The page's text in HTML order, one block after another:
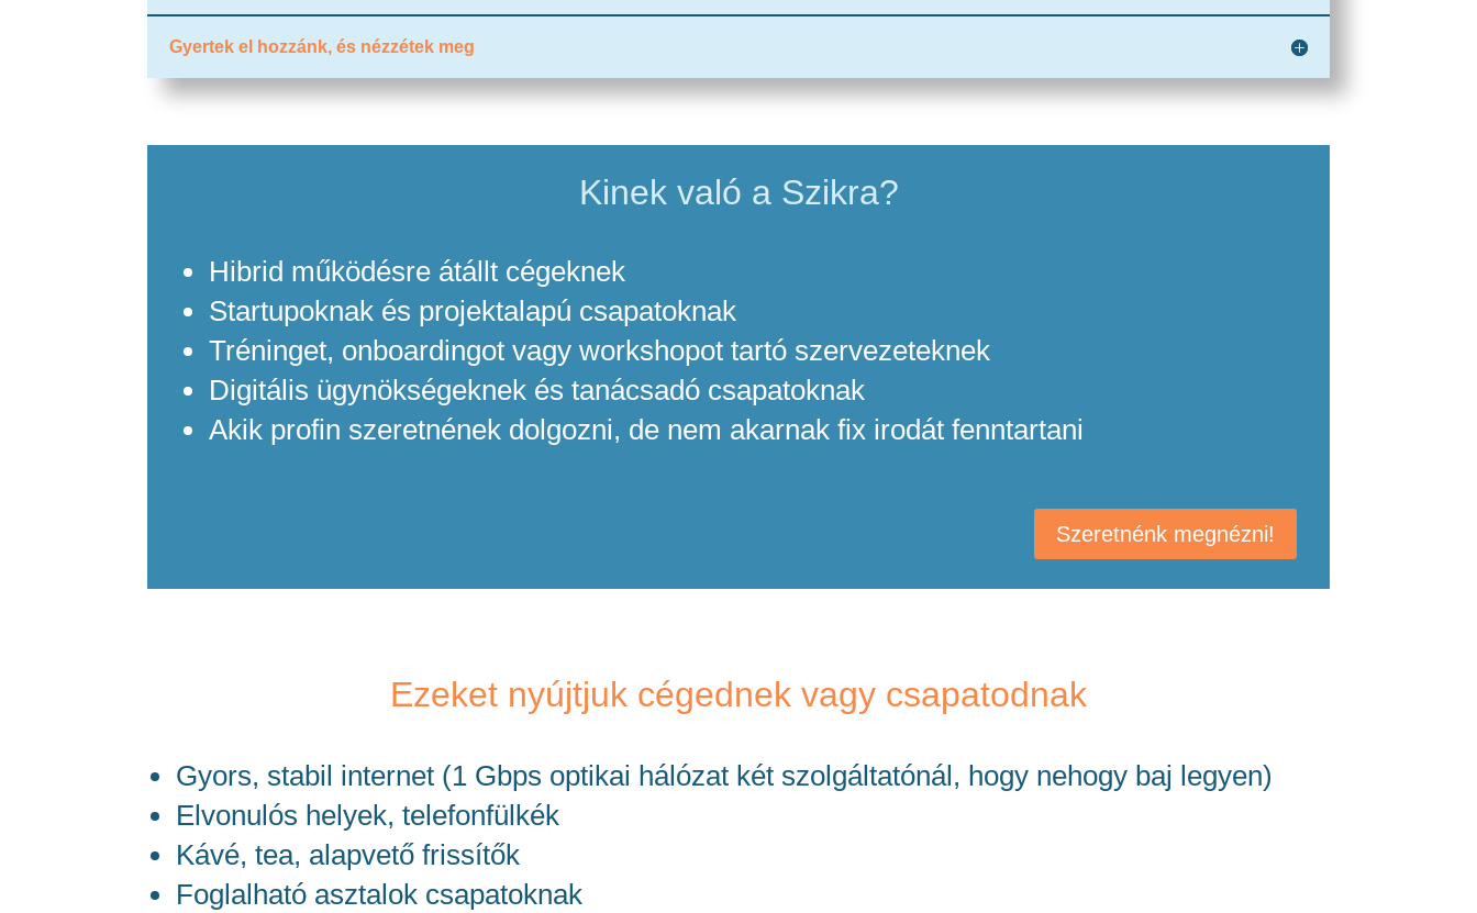
Gyertek el hozzánk, és nézzétek meg
Kinek való a Szikra?
Hibrid működésre átállt cégeknek
Startupoknak és projektalapú csapatoknak
Tréninget, onboardingot vagy workshopot tartó szervezeteknek
Digitális ügynökségeknek és tanácsadó csapatoknak
Akik profin szeretnének dolgozni, de nem akarnak fix irodát fenntartani
Szeretnénk megnézni!
Ezeket nyújtjuk cégednek vagy csapatodnak
Gyors, stabil internet (1 Gbps optikai hálózat két szolgáltatónál, hogy nehogy baj legyen)
Elvonulós helyek, telefonfülkék
Kávé, tea, alapvető frissítők
Foglalható asztalok csapatoknak